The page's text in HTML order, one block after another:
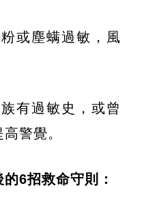
粉或塵螨過敏，風
族有過敏史，或曾
警覺。
6招救命守則：